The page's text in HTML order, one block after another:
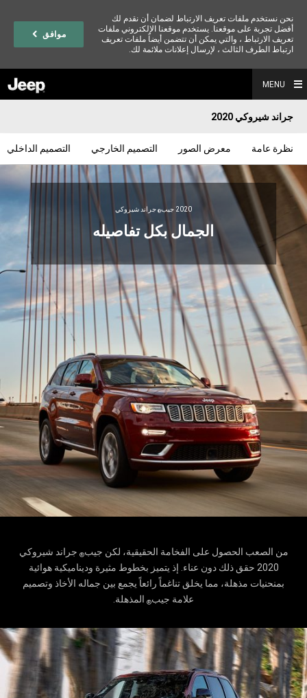
نحن نستخدم ملفات تعريف الارتباط لضمان أن نقدم لك
أفضل تجربة على موقعنا. يستخدم موقعنا الإلكتروني ملفات
تعريف الارتباط ، والتي يمكن أن تتضمن أيضاً ملفات تعريف
ارتباط الطرف الثالث ، لإرسال إعلانات ملائمة لك.
موافق
MENU
جراند شيروكي 2020
نظرة عامة معرض الصور التصميم الخارجي التصميم الداخلي
2020 جيب‎ ®‎ جراند شيروكي
الجمال بكل تفاصيله
,
من الصعب الحصول على الفخامة الحقيقية، لكن جيب‎® ‎ جراند شيروكي
2020 حقق ذلك دون عناء. إذ يتميز بخطوط مثيرة وديناميكية هوائية
بمنحنيات مذهلة، مما يخلق تناغماً رائعاً يجمع بين جماله الأخاذ وتصميم
علامة جيب® المذهلة.